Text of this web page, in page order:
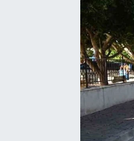
Siyaset
YEREL HABER
Haberde insan